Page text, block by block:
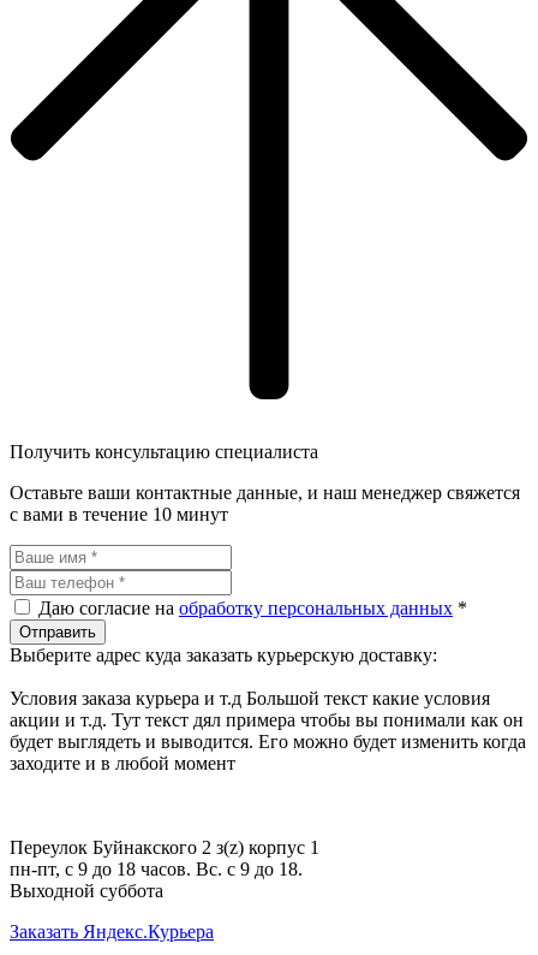
Получить консультацию специалиста
Оставьте ваши контактные данные, и наш менеджер свяжется
с вами в течение 10 минут
Даю согласие на обработку персональных данных *
Выберите адрес куда заказать курьерскую доставку:
Условия заказа курьера и т.д Большой текст какие условия
акции и т.д. Тут текст дял примера чтобы вы понимали как он
будет выглядеть и выводится. Его можно будет изменить когда
заходите и в любой момент
Переулок Буйнакского 2 з(z) корпус 1
пн-пт, с 9 до 18 часов. Вс. с 9 до 18.
Выходной суббота
Заказать Яндекс.Курьера